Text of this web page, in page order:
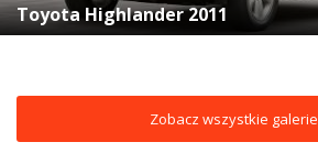
Toyota Highlander 2011
Zobacz wszystkie galerie